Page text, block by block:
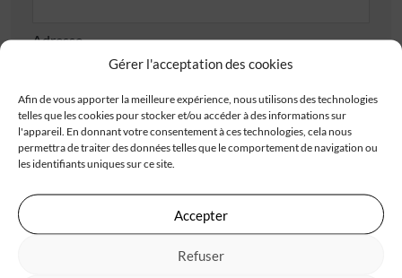
Gérer l'acceptation des cookies
Afin de vous apporter la meilleure expérience, nous utilisons des technologies
telles que les cookies pour stocker et/ou accéder à des informations sur
l'appareil. En donnant votre consentement à ces technologies, cela nous
permettra de traiter des données telles que le comportement de navigation ou
les identifiants uniques sur ce site.
Accepter
Refuser
Adresse
Code postal*